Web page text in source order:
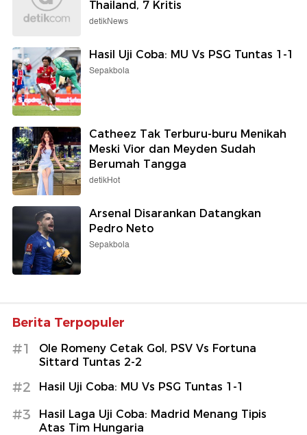
Thailand, 7 Kritis
detikNews
Hasil Uji Coba: MU Vs PSG Tuntas 1-1
Sepakbola
Catheez Tak Terburu-buru Menikah
Meski Vior dan Meyden Sudah
Berumah Tangga
detikHot
Arsenal Disarankan Datangkan
Pedro Neto
Sepakbola
Berita Terpopuler
#1
Ole Romeny Cetak Gol, PSV Vs Fortuna
Sittard Tuntas 2-2
#2 Hasil Uji Coba: MU Vs PSG Tuntas 1-1
#3
Hasil Laga Uji Coba: Madrid Menang Tipis
Atas Tim Hungaria